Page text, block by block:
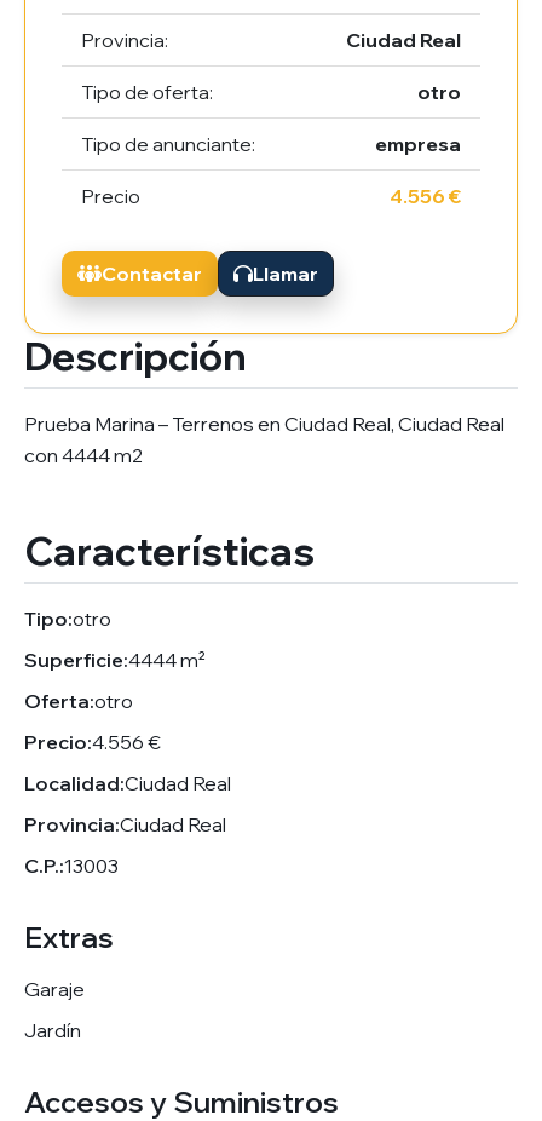
Descripción
Prueba Marina – Terrenos en Ciudad Real, Ciudad Real
con 4444 m2
Características
Tipo:otro
Superficie:4444 m²
Oferta:otro
Precio:4.556 €
Localidad:Ciudad Real
Provincia:Ciudad Real
C.P.:13003
Extras
Garaje
Jardín
Accesos y Suministros
Provincia: Ciudad Real
Tipo de oferta: otro
Tipo de anunciante: empresa
Precio 4.556 €
Contactar Llamar